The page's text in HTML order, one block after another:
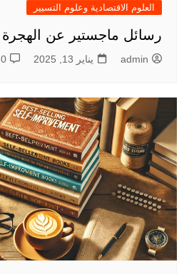
العلوم الاقتصادية وعلوم التسيير
رسائل ماجستير عن الهجرة pdf
admin يناير 13, 2025 0